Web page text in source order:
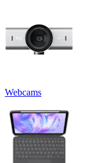
Webcams